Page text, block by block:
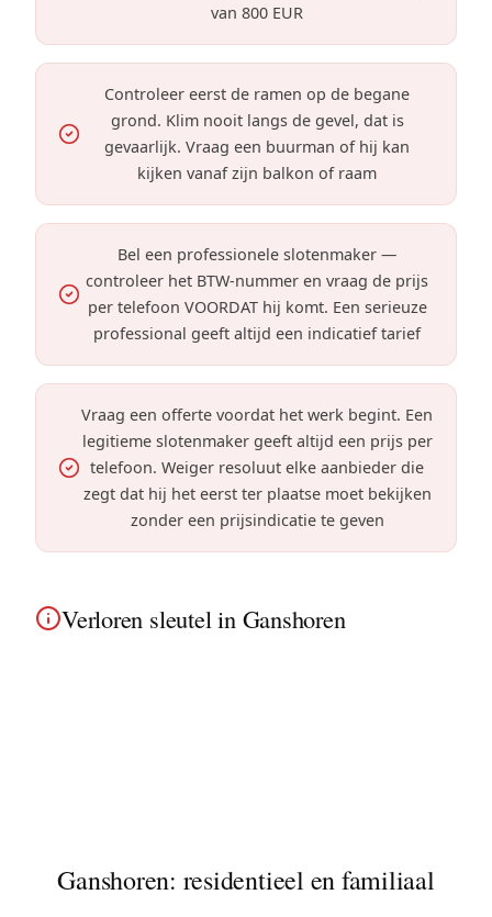
van 800 EUR
Controleer eerst de ramen op de begane
grond. Klim nooit langs de gevel, dat is
gevaarlijk. Vraag een buurman of hij kan
kijken vanaf zijn balkon of raam
Bel een professionele slotenmaker —
controleer het BTW-nummer en vraag de prijs
per telefoon VOORDAT hij komt. Een serieuze
professional geeft altijd een indicatief tarief
Vraag een offerte voordat het werk begint. Een
legitieme slotenmaker geeft altijd een prijs per
telefoon. Weiger resoluut elke aanbieder die
zegt dat hij het eerst ter plaatse moet bekijken
zonder een prijsindicatie te geven
Verloren sleutel in Ganshoren
Ganshoren: residentieel en familiaal